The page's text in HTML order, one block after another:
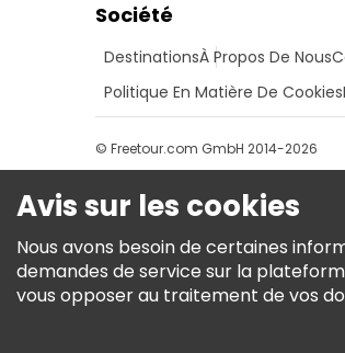
Société
DestinationsÀ Propos De Nous
Politique En Matière De Cookies
© Freetour.com GmbH 2014-2026
Avis sur les cookies
Nous avons besoin de certaines
demandes de service sur la
vous opposer au traitement de vos